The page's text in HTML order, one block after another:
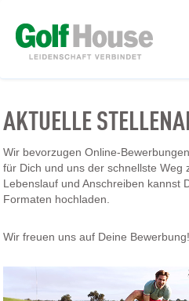
AKTUELLE
Wir bevorzugen Online-
für Dich und uns der schnellste Weg
Lebenslauf und Anschreiben kannst
Formaten hochladen.
Wir freuen uns auf Deine Bewerbung!